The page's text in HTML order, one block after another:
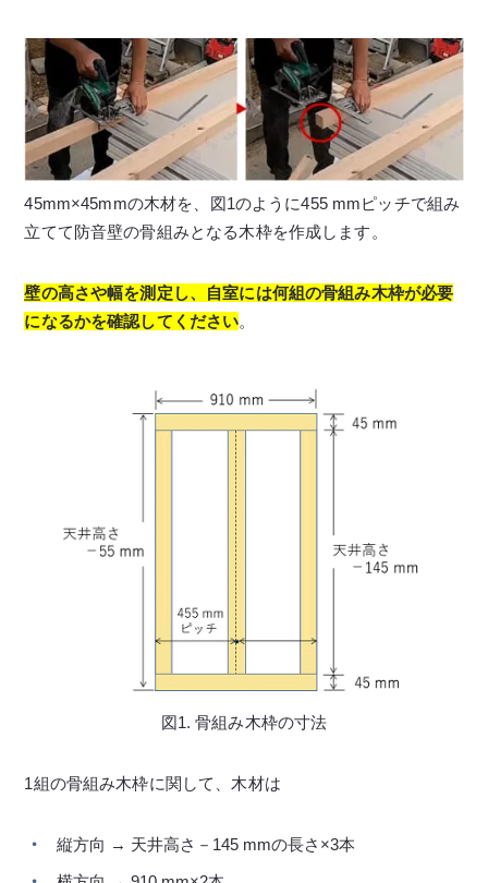
45mm×45mmの木材を、図1のように455 mmピッチで組み
立てて防音壁の骨組みとなる木枠を作成します。
壁の高さや幅を測定し、自室には何組の骨組み木枠が必要
になるかを確認してください。
図1. 骨組み木枠の寸法
1組の骨組み木枠に関して、木材は
縦方向 → 天井高さ－145 mmの長さ×3本